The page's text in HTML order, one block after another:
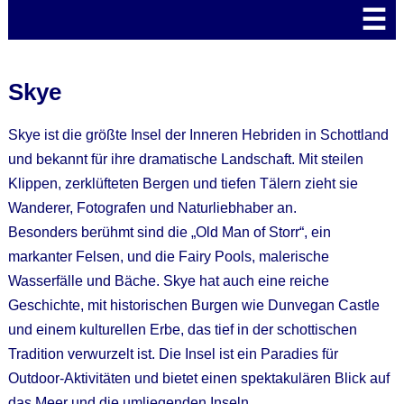
☰
Skye
Skye ist die größte Insel der Inneren Hebriden in Schottland
und bekannt für ihre dramatische Landschaft. Mit steilen
Klippen, zerklüfteten Bergen und tiefen Tälern zieht sie
Wanderer, Fotografen und Naturliebhaber an.
Besonders berühmt sind die „Old Man of Storr“, ein
markanter Felsen, und die Fairy Pools, malerische
Wasserfälle und Bäche. Skye hat auch eine reiche
Geschichte, mit historischen Burgen wie Dunvegan Castle
und einem kulturellen Erbe, das tief in der schottischen
Tradition verwurzelt ist. Die Insel ist ein Paradies für
Outdoor-Aktivitäten und bietet einen spektakulären Blick auf